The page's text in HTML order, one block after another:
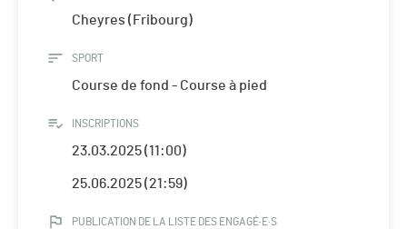
Cheyres (Fribourg)
SPORT
Course de fond - Course à pied
INSCRIPTIONS
23.03.2025 (11:00)
25.06.2025 (21:59)
PUBLICATION DE LA LISTE DES ENGAGÉ·E·S